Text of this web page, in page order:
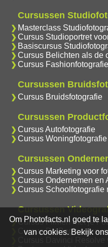
Cursussen
Masterclass
Cursus Studioportret
Basiscursus
Cursus Belichten als de
Cursus Fashionfotografie
Cursussen
Cursus Bruidsfotografie
Cursussen
Cursus Autofotografie
Cursus Woningfotografie
Cursussen
Cursus Marketing voor
Cursus Ondernemen en
Cursus Schoolfotografie
Cursussen
Cursus Filmen met je
Cursus De Beginselen
Om Photofacts.nl goed te
van cookies. Bekijk ons